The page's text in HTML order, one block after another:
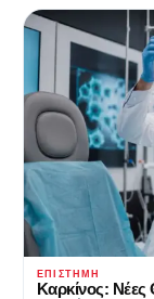
ΕΠΙΣΤΉΜΗ
Καρκίνος: Νέες